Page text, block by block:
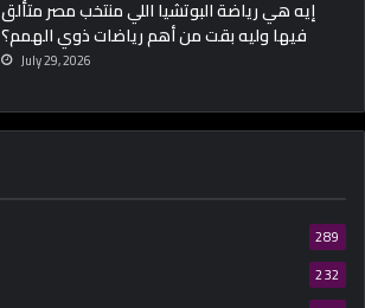
إيه هي رياضة البوتشيا اللي منتخب مصر متألق
فيها وليه بقت من أهم رياضات ذوي الهمم؟
July 29, 2026
289
232